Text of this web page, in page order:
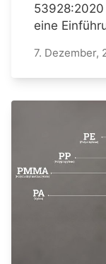
eine
7. Dezember,